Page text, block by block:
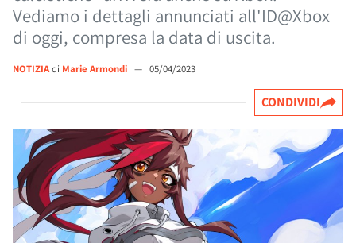
Vediamo i dettagli annunciati all'ID@Xbox
di oggi, compresa la data di uscita.
NOTIZIAdi Marie Armondi — 05/04/2023
CONDIVIDI